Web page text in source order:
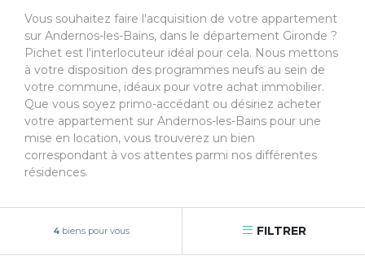
Vous souhaitez faire l'acquisition de votre appartement
sur Andernos-les-Bains, dans le département Gironde ?
Pichet est l'interlocuteur idéal pour cela. Nous mettons
à votre disposition des programmes neufs au sein de
votre commune, idéaux pour votre achat immobilier.
Que vous soyez primo-accédant ou désiriez acheter
votre appartement sur Andernos-les-Bains pour une
mise en location, vous trouverez un bien
correspondant à vos attentes parmi nos différentes
résidences.
4biens pour vous FILTRER